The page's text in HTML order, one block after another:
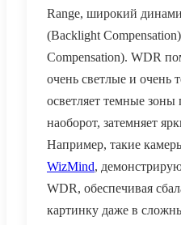
Range, широкий
(Backlight
Compensation). WDR
очень светлые и очень
осветляет темные
наоборот, затемняет
Например, такие
WizMind,
WDR, обеспечивая
картинку даже в